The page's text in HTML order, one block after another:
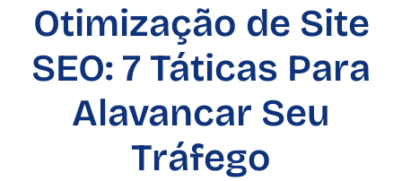
Otimização de Site
SEO: 7 Táticas Para
Alavancar Seu
Tráfego